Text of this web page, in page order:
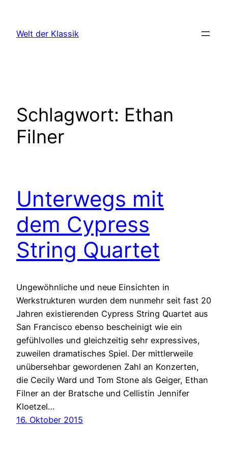
springen
Welt der Klassik
Schlagwort: Ethan
Filner
Unterwegs mit
dem Cypress
String Quartet
Ungewöhnliche und neue Einsichten in
Werkstrukturen wurden dem nunmehr seit fast 20
Jahren existierenden Cypress String Quartet aus
San Francisco ebenso bescheinigt wie ein
gefühlvolles und gleichzeitig sehr expressives,
zuweilen dramatisches Spiel. Der mittlerweile
unübersehbar gewordenen Zahl an Konzerten,
die Cecily Ward und Tom Stone als Geiger, Ethan
Filner an der Bratsche und Cellistin Jennifer
Kloetzel…
16. Oktober 2015